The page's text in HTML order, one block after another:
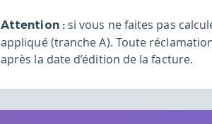
Attention :si vous ne faites pas
appliqué (tranche A). Toute
après la date d’édition de la facture.